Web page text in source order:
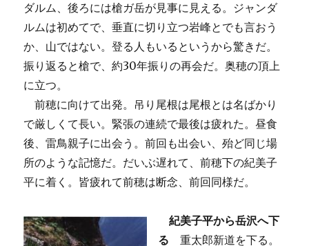
ダルム、後ろには槍ガ岳が見事に見える。ジャンダ
ルムは初めてで、垂直に切り立つ岩峰とでも言おう
か、山ではない。登る人もいるというから驚きだ。
振り返ると槍で、約30年振りの再会だ。奥穂の頂上
に立つ。
前穂に向けて出発。吊り尾根は尾根とは名ばかり
で厳しくて長い。緊張の連続で最後は疲れた。昼食
後、雷鳥親子に出会う。前回も出会い、殆ど同じ場
所のような記憶だ。だいぶ遅れて、前穂下の紀美子
平に着く。皆疲れて前穂は断念、前回同様だ。
紀美子平から岳沢へ下
る 重太郎新道を下る。